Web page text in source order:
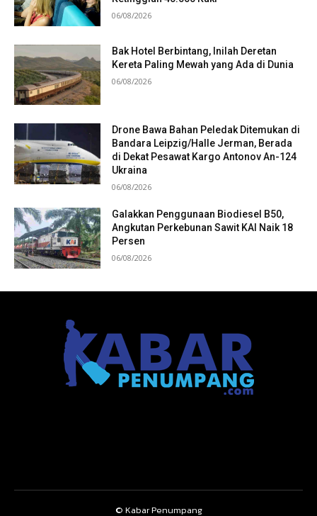
06/08/2026
Bak Hotel Berbintang, Inilah Deretan
Kereta Paling Mewah yang Ada di Dunia
06/08/2026
Drone Bawa Bahan Peledak Ditemukan di
Bandara Leipzig/Halle Jerman, Berada
di Dekat Pesawat Kargo Antonov An-124
Ukraina
06/08/2026
Galakkan Penggunaan Biodiesel B50,
Angkutan Perkebunan Sawit KAI Naik 18
Persen
06/08/2026
© Kabar Penumpang